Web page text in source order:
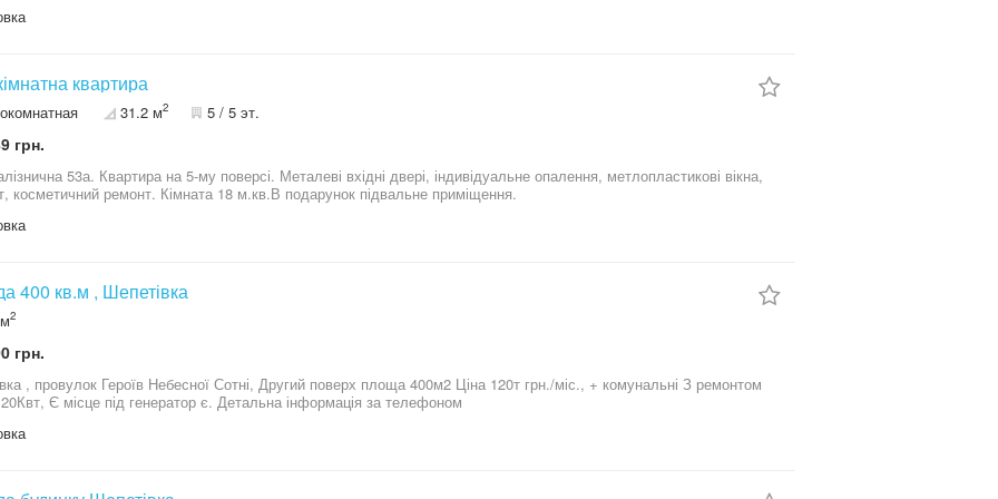
квартира
31.2 м2 5 / 5 эт.
грн.
53а. Квартира на 5-му поверсі. Металеві вхідні двері, індивідуальне опалення, метлопластикові вікна,
косметичний ремонт. Кімната 18 м.кв.В подарунок підвальне приміщення.
400 кв.м , Шепетівка
2
грн.
Героїв Небесної Сотні, Другий поверх площа 400м2 Ціна 120т грн./міс., + комунальні З ремонтом
Світло 20Квт, Є місце під генератор є. Детальна інформація за телефоном